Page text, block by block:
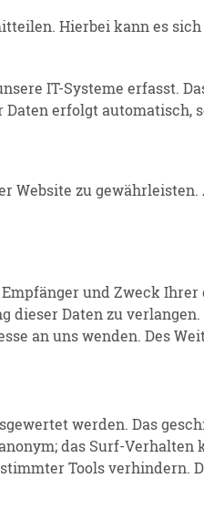
Hierbei kann es
IT-Systeme erfasst.
erfolgt automa­tisch,
zu
und Zweck
Daten zu
an uns wenden. Des
werden. Das
das Surf-
Tools